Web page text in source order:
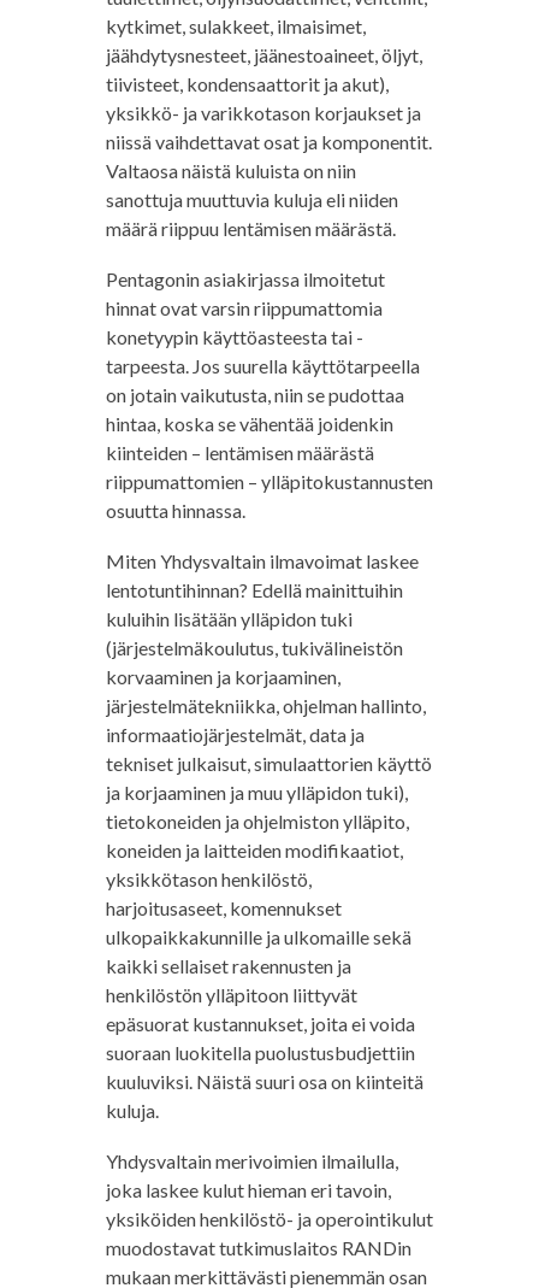
kytkimet, sulakkeet, ilmaisimet,
jäähdytysnesteet, jäänestoaineet, öljyt,
tiivisteet, kondensaattorit ja akut),
yksikkö- ja varikkotason korjaukset ja
niissä vaihdettavat osat ja komponentit.
Valtaosa näistä kuluista on niin
sanottuja muuttuvia kuluja eli niiden
määrä riippuu lentämisen määrästä.
Pentagonin asiakirjassa ilmoitetut
hinnat ovat varsin riippumattomia
konetyypin käyttöasteesta tai -
tarpeesta. Jos suurella käyttötarpeella
on jotain vaikutusta, niin se pudottaa
hintaa, koska se vähentää joidenkin
kiinteiden – lentämisen määrästä
riippumattomien – ylläpitokustannusten
osuutta hinnassa.
Miten Yhdysvaltain ilmavoimat laskee
lentotuntihinnan? Edellä mainittuihin
kuluihin lisätään ylläpidon tuki
(järjestelmäkoulutus, tukivälineistön
korvaaminen ja korjaaminen,
järjestelmätekniikka, ohjelman hallinto,
informaatiojärjestelmät, data ja
tekniset julkaisut, simulaattorien käyttö
ja korjaaminen ja muu ylläpidon tuki),
tietokoneiden ja ohjelmiston ylläpito,
koneiden ja laitteiden modifikaatiot,
yksikkötason henkilöstö,
harjoitusaseet, komennukset
ulkopaikkakunnille ja ulkomaille sekä
kaikki sellaiset rakennusten ja
henkilöstön ylläpitoon liittyvät
epäsuorat kustannukset, joita ei voida
suoraan luokitella puolustusbudjettiin
kuuluviksi. Näistä suuri osa on kiinteitä
kuluja.
Yhdysvaltain merivoimien ilmailulla,
joka laskee kulut hieman eri tavoin,
yksiköiden henkilöstö- ja operointikulut
muodostavat tutkimuslaitos RANDin
mukaan merkittävästi pienemmän osan